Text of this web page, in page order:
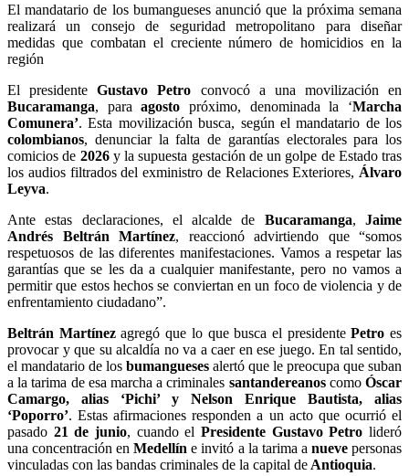
El mandatario de los bumangueses anunció que la próxima semana
realizará un consejo de seguridad metropolitano para diseñar
medidas que combatan el creciente número de homicidios en la
región
El presidente Gustavo Petro convocó a una movilización en
Bucaramanga, paraagosto próximo, denominada la ‘Marcha
Comunera’. Esta movilización busca, según el mandatario de los
colombianos, denunciar la falta de garantías electorales para los
comicios de 2026y la supuesta gestación de un golpe de Estado tras
los audios filtrados del exministro de Relaciones Exteriores, Álvaro
Leyva.
Ante estas declaraciones, el alcalde de Bucaramanga,Jaime
Andrés Beltrán Martínez, reaccionó advirtiendo que “somos
respetuosos de las diferentes manifestaciones. Vamos a respetar las
garantías que se les da a cualquier manifestante, pero no vamos a
permitir que estos hechos se conviertan en un foco de violencia y de
enfrentamiento ciudadano”.
Beltrán Martínezagregó que lo que busca el presidentePetro es
provocar y que su alcaldía no va a caer en ese juego. En tal sentido,
el mandatario de los bumangueses alertó que le preocupa que suban
a la tarima de esa marcha a criminales santandereanoscomoÓscar
Camargo, alias ‘Pichi’ y Nelson Enrique Bautista, alias
‘Poporro’. Estas afirmaciones responden a un acto que ocurrió el
pasado 21 de junio, cuando el Presidente Gustavo Petro lideró
una concentración enMedellín e invitó a la tarima a nuevepersonas
vinculadas con las bandas criminales de la capital de Antioquia.